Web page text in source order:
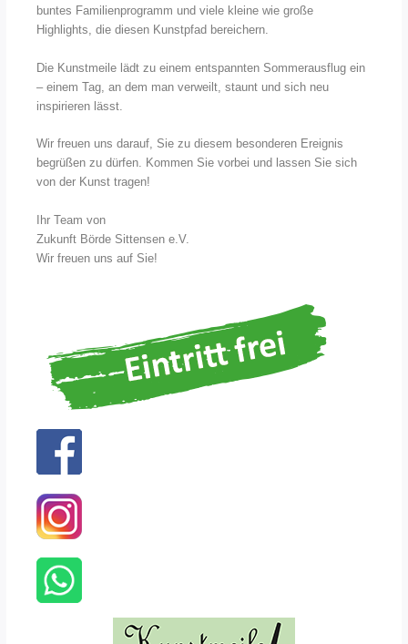
buntes Familienprogramm und viele kleine wie große
Highlights, die diesen Kunstpfad bereichern.
Die Kunstmeile lädt zu einem entspannten Sommerausflug ein
– einem Tag, an dem man verweilt, staunt und sich neu
inspirieren lässt.
Wir freuen uns darauf, Sie zu diesem besonderen Ereignis
begrüßen zu dürfen. Kommen Sie vorbei und lassen Sie sich
von der Kunst tragen!
Ihr Team von
Zukunft Börde Sittensen e.V.
Wir freuen uns auf Sie!